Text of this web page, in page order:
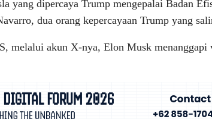
yang dipercaya Trump mengepalai Badan
dua orang kepercayaan Trump yang
melalui akun X-nya, Elon Musk